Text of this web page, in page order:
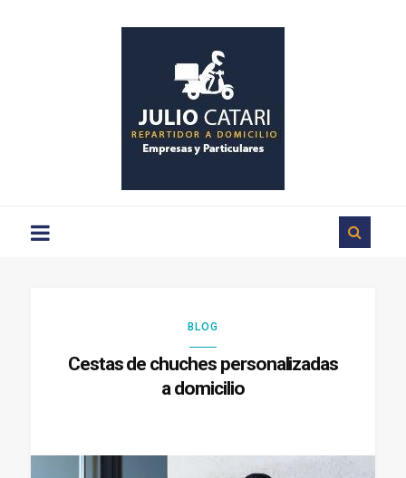
a
domicilio
en
Ciudad
Rodrigo
BLOG
Cestas de chuches personalizadas
a domicilio